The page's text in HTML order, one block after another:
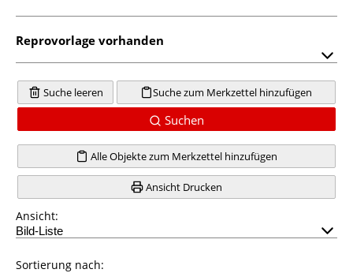
Reprovorlage vorhanden
Suche leeren Suche zum Merkzettel hinzufügen
Suchen
Alle Objekte zum Merkzettel hinzufügen
Ansicht Drucken
Ansicht:
Sortierung nach: